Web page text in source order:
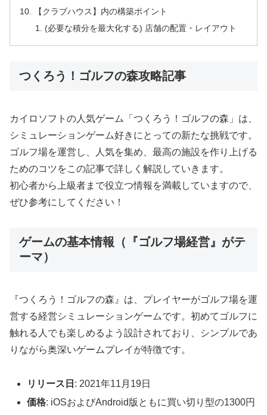
【クラブハウス】内の構築ポイント
(必要な積分を最大化する) 店舗の配置・レイアウト
つくろう！ゴルフの森攻略記事
カイロソフトの人気ゲーム「つくろう！ゴルフの森」は、
シミュレーションゲーム好きにとっての新たな挑戦です。
ゴルフ場を運営し、人気を集め、最高の施設を作り上げる
ためのコツをこの記事で詳しく解説していきます。
初心者から上級者まで役立つ情報を満載していますので、
ぜひ参考にしてください！
ゲームの基本情報（『ゴルフ場経営』がテ
ーマ）
『つくろう！ゴルフの森』は、プレイヤーがゴルフ場を運
営する経営シミュレーションゲームです。初めてゴルフに
触れる人でも楽しめるよう設計されており、シンプルであ
りながら奥深いゲームプレイが特徴です。
リリース日 : 2021年11月19日
価格: iOSおよびAndroid版ともに買い切り型の1300円